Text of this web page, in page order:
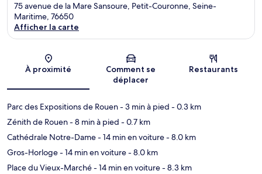
75 avenue de la Mare Sansoure, Petit-Couronne, Seine-
Maritime, 76650
Afficher la carte
À proximité
Comment se
déplacer
Restaurants
Parc des Expositions de Rouen- 3 min à pied - 0.3 km
Zénith de Rouen- 8 min à pied - 0.7 km
Cathédrale Notre-Dame- 14 min en voiture- 8.0 km
Gros-Horloge- 14 min en voiture- 8.0 km
Place du Vieux-Marché- 14 min en voiture- 8.3 km